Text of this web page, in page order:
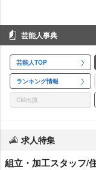
芸能人事典
芸能人TOP
ランキング情報
CM出演
求人特集
組立・加工スタッフ/